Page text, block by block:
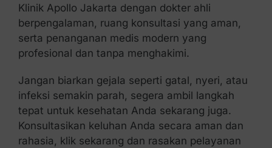
Klinik Apollo Jakarta dengan dokter ahli
berpengalaman, ruang konsultasi yang aman,
serta penanganan medis modern yang
profesional dan tanpa menghakimi.
Jangan biarkan gejala seperti gatal, nyeri, atau
infeksi semakin parah, segera ambil langkah
tepat untuk kesehatan Anda sekarang juga.
Konsultasikan keluhan Anda secara aman dan
rahasia, klik sekarang dan rasakan pelayanan